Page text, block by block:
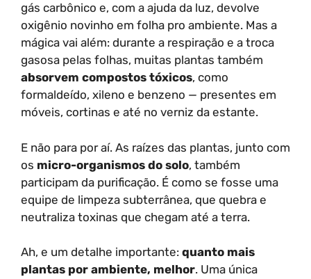
gás carbônico e, com a ajuda da luz, devolve
oxigênio novinho em folha pro ambiente. Mas a
mágica vai além: durante a respiração e a troca
gasosa pelas folhas, muitas plantas também
absorvem compostos tóxicos, como
formaldeído, xileno e benzeno — presentes em
móveis, cortinas e até no verniz da estante.
E não para por aí. As raízes das plantas, junto com
os micro-organismos do solo, também
participam da purificação. É como se fosse uma
equipe de limpeza subterrânea, que quebra e
neutraliza toxinas que chegam até a terra.
Ah, e um detalhe importante: quanto mais
plantas por ambiente, melhor. Uma única